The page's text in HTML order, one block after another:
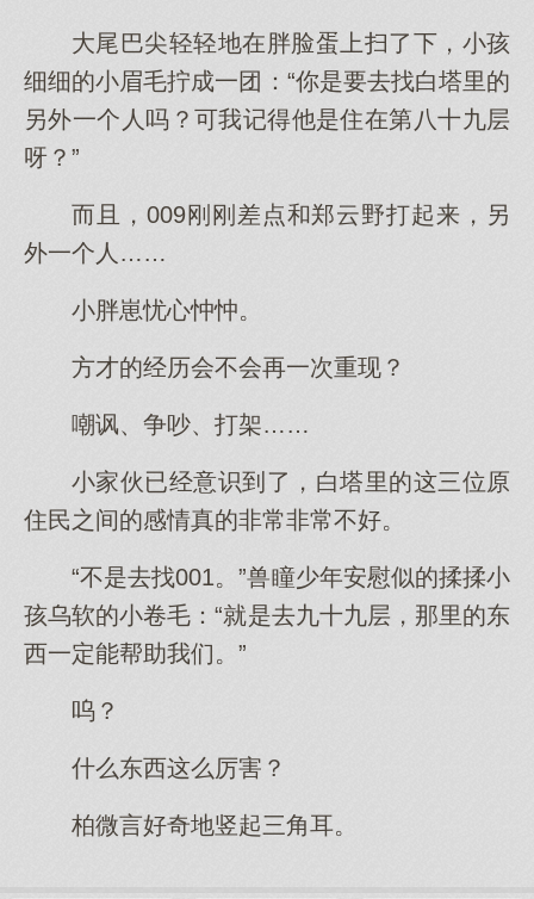
大尾巴尖轻轻地在胖脸蛋上扫了下，小孩
细细的小眉毛拧成一团：“你是要去找白塔里的
另外一个人吗？可我记得他是住在第八十九层
呀？”
而且，009刚刚差点和郑云野打起来，另
外一个人……
小胖崽忧心忡忡。
方才的经历会不会再一次重现？
嘲讽、争吵、打架……
小家伙已经意识到了，白塔里的这三位原
住民之间的感情真的非常非常不好。
“不是去找001。”兽瞳少年安慰似的揉揉小
孩乌软的小卷毛：“就是去九十九层，那里的东
西一定能帮助我们。”
呜？
什么东西这么厉害？
柏微言好奇地竖起三角耳。